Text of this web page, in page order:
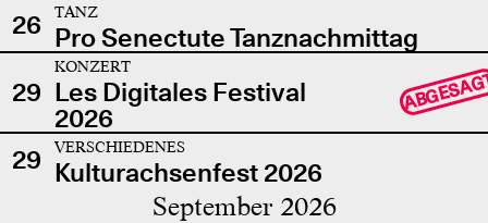
26
TANZ
Pro Senectute Tanznachmittag
29
KONZERT
Les Digitales Festival
2026
29 VERSCHIEDENES
Kulturachsenfest 2026
September 2026